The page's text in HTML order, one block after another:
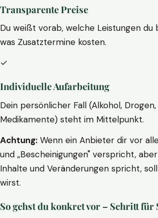
Transparente Preise
Du weißt vorab, welche Leistungen du
was Zusatztermine kosten.
✓
Individuelle Aufarbeitung
Dein persönlicher Fall (Alkohol,
Medikamente) steht im Mittelpunkt.
Achtung: Wenn ein Anbieter dir vor
und „Bescheinigungen" verspricht,
Inhalte und Veränderungen spricht,
wirst.
So gehst du konkret vor – Schritt für